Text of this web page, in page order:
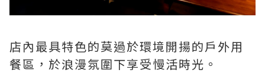
店內最具特色的莫過於環境開揚的戶外用
餐區，於浪漫氛圍下享受慢活時光。